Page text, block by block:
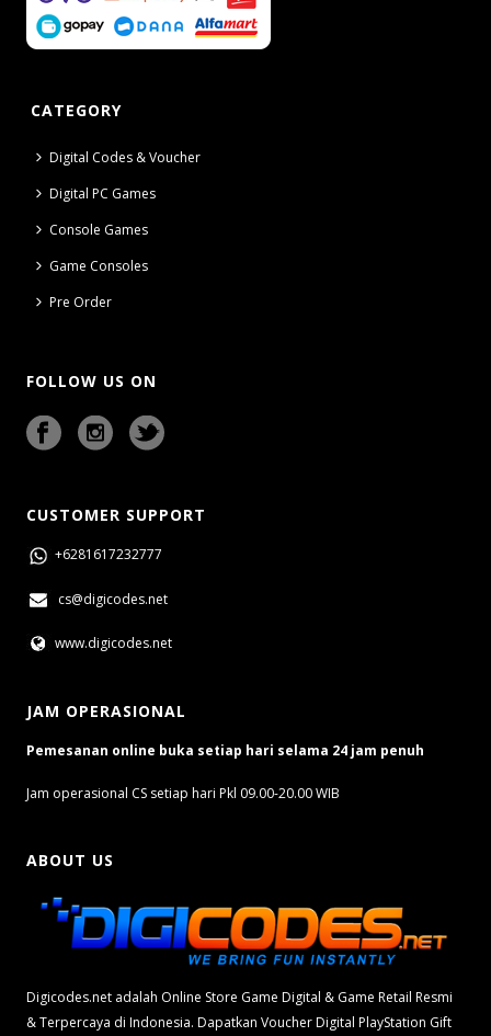
CATEGORY
Digital Codes & Voucher
Digital PC Games
Console Games
Game Consoles
Pre Order
FOLLOW US ON
CUSTOMER SUPPORT
+6281617232777
cs@digicodes.net
www.digicodes.net
JAM OPERASIONAL
Pemesanan online buka setiap hari selama 24 jam penuh
Jam operasional CS setiap hari Pkl 09.00-20.00 WIB
ABOUT US
Digicodes.net adalah Online Store Game Digital & Game Retail Resmi
& Terpercaya di Indonesia. Dapatkan Voucher Digital PlayStation Gift